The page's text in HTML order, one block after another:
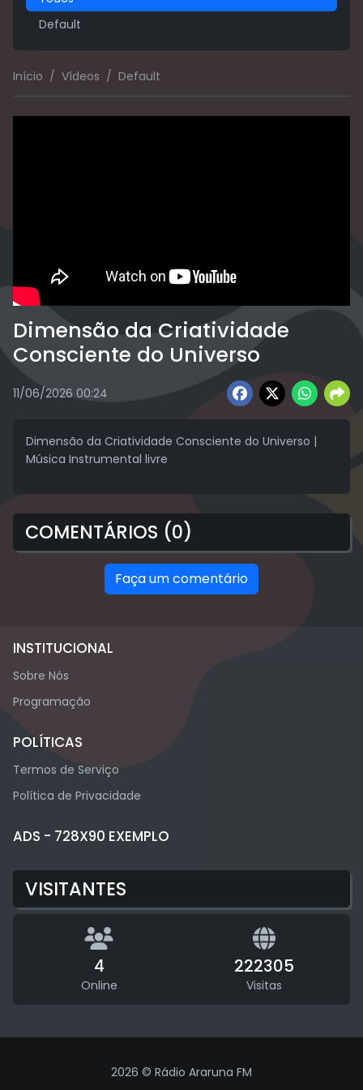
Default
Início Vídeos Default
Dimensão da Criatividade
Consciente do Universo
11/06/2026 00:24
Dimensão da Criatividade Consciente do Universo |
Música Instrumental livre
COMENTÁRIOS (0)
Faça um comentário
INSTITUCIONAL
Sobre Nós
Programação
POLÍTICAS
Termos de Serviço
Política de Privacidade
ADS - 728X90 EXEMPLO
VISITANTES
4
Online
222305
Visitas
2026 © Rádio Araruna FM